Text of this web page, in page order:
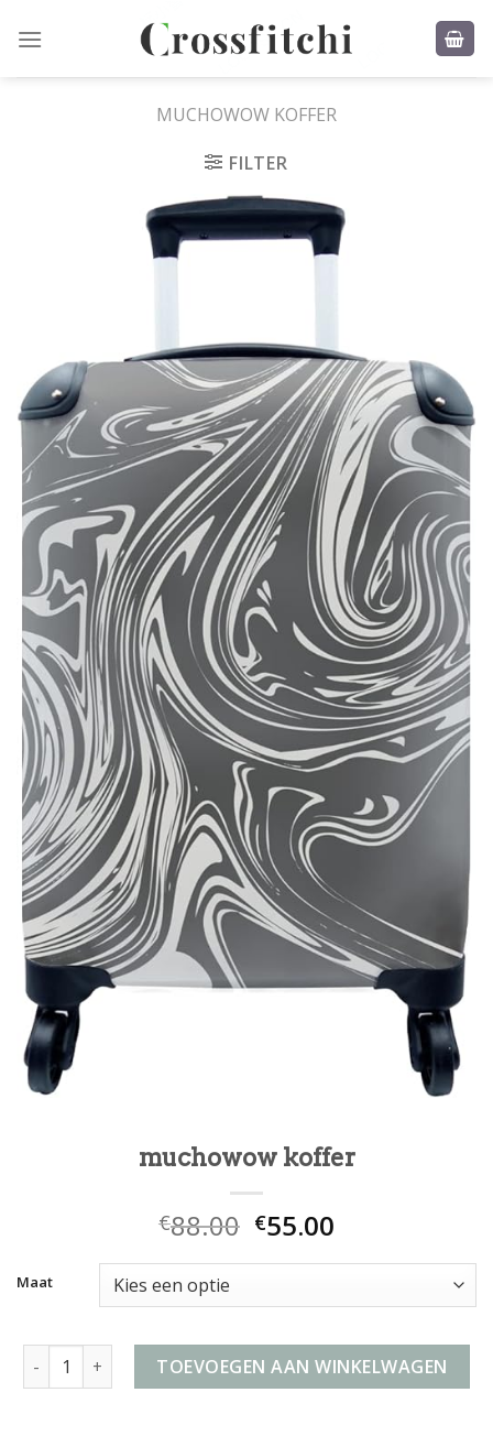
MUCHOWOW KOFFER
FILTER
muchowow koffer
€88.00 €55.00
Maat
muchowow koffer aantalTOEVOEGEN AAN WINKELWAGEN